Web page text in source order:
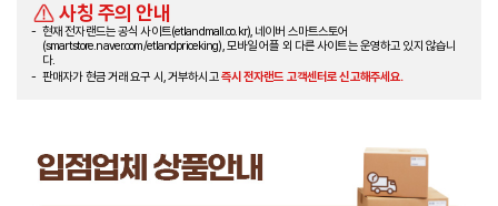
사칭 주의 안내
현재 전자랜드는 공식 사이트(etlandmall.co.kr), 네이버 스마트스토어
(smartstore.naver.com/etlandpriceking), 모바일 어플 외 다른 사이트는 운영하고 있지 않습니
다.
판매자가 현금 거래 요구 시, 거부하시고즉시 전자랜드 고객센터로 신고해주세요.